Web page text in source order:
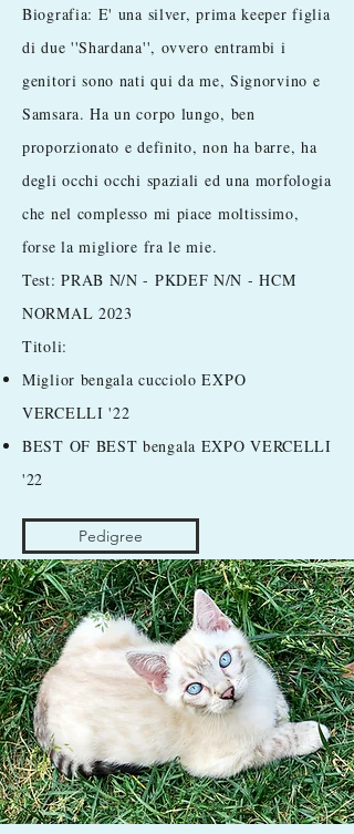
Biografia: E' una silver, prima keeper figlia
di due ''Shardana'', ovvero entrambi i
genitori sono nati qui da me, Signorvino e
Samsara. Ha un corpo lungo, ben
proporzionato e definito, non ha barre, ha
degli occhi occhi spaziali ed una morfologia
che nel complesso mi piace moltissimo,
forse la migliore fra le mie.
Test: PRAB N/N - PKDEF N/N - HCM
NORMAL 2023
Titoli:
Miglior bengala cucciolo EXPO
VERCELLI '22
BEST OF BEST bengala EXPO VERCELLI
'22
Pedigree